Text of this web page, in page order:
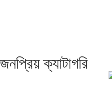
জনপ্রিয় ক্যাটাগরি